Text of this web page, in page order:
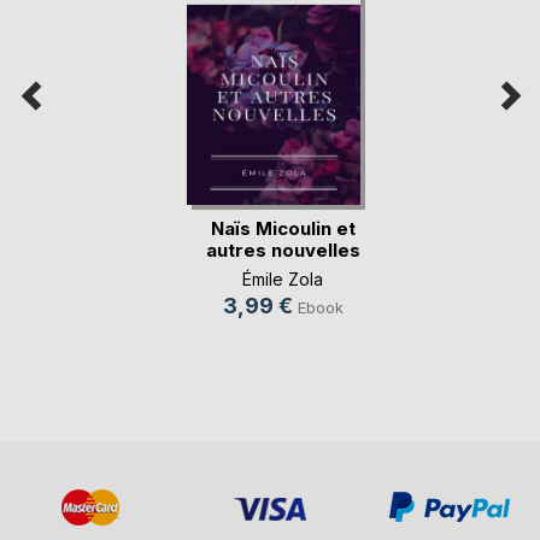
Naïs Micoulin et
autres nouvelles
Émile Zola
3,99 € Ebook